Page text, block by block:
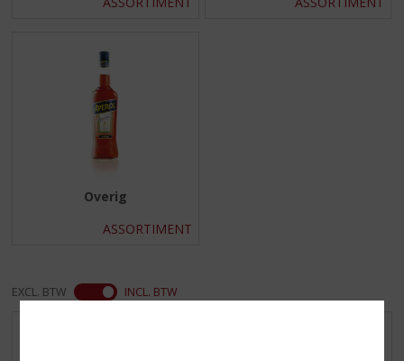
Overig
ASSORTIMENT
EXCL. BTW INCL. BTW